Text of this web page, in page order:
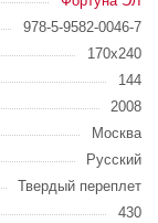
978-5-9582-0046-7
170x240
144
2008
Москва
Русский
Твердый переплет
430